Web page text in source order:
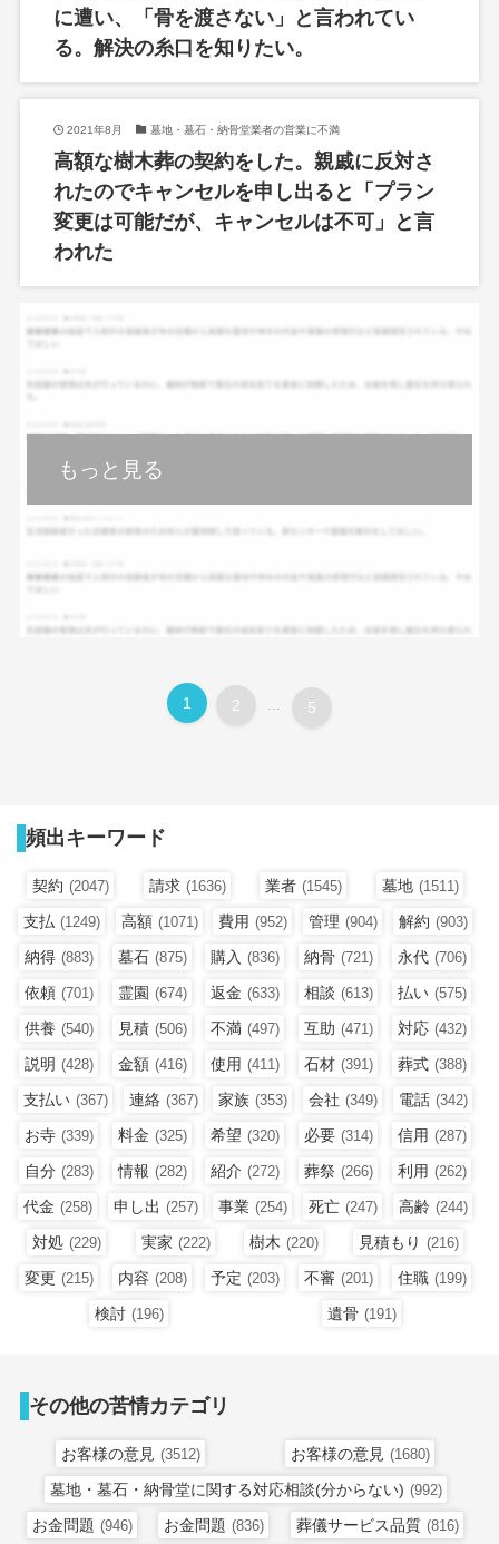
に遭い、「骨を渡さない」と言われてい
る。解決の糸口を知りたい。
2021年8月 墓地・墓石・納骨堂業者の営業に不満
高額な樹木葬の契約をした。親戚に反対さ
れたのでキャンセルを申し出ると「プラン
変更は可能だが、キャンセルは不可」と言
われた
もっと見る
1 2 ... 5
頻出キーワード
契約 (2047) 請求 (1636) 業者 (1545) 墓地 (1511)
支払 (1249) 高額 (1071) 費用 (952) 管理 (904) 解約 (903)
納得 (883) 墓石 (875) 購入 (836) 納骨 (721) 永代 (706)
依頼 (701) 霊園 (674) 返金 (633) 相談 (613) 払い (575)
供養 (540) 見積 (506) 不満 (497) 互助 (471) 対応 (432)
説明 (428) 金額 (416) 使用 (411) 石材 (391) 葬式 (388)
支払い (367) 連絡 (367) 家族 (353) 会社 (349) 電話 (342)
お寺 (339) 料金 (325) 希望 (320) 必要 (314) 信用 (287)
自分 (283) 情報 (282) 紹介 (272) 葬祭 (266) 利用 (262)
代金 (258) 申し出 (257) 事業 (254) 死亡 (247) 高齢 (244)
対処 (229) 実家 (222) 樹木 (220) 見積もり (216)
変更 (215) 内容 (208) 予定 (203) 不審 (201) 住職 (199)
検討 (196) 遺骨 (191)
その他の苦情カテゴリ
お客様の意見 (3512) お客様の意見 (1680)
墓地・墓石・納骨堂に関する対応相談(分からない) (992)
お金問題 (946) お金問題 (836) 葬儀サービス品質 (816)